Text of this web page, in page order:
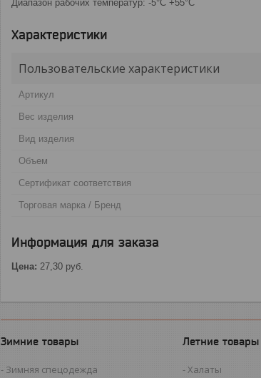
Диапазон рабочих температур: -5°C +55°C
Характеристики
Пользовательские характеристики
Артикул
Вес изделия
Вид изделия
Объем
Сертификат соответствия
Торговая марка / Бренд
Информация для заказа
Цена: 27,30 руб.
Зимние товары
Зимняя спецодежда
Летние товары
Халаты